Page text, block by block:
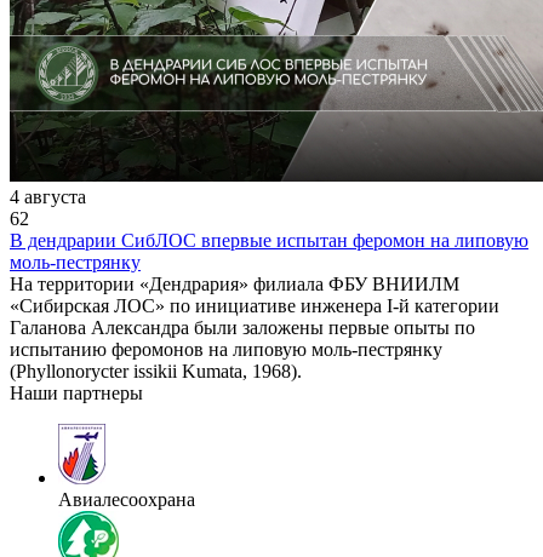
4 августа
62
В дендрарии СибЛОС впервые испытан феромон на липовую
моль-пестрянку
На территории «Дендрария» филиала ФБУ ВНИИЛМ
«Сибирская ЛОС» по инициативе инженера I-й категории
Галанова Александра были заложены первые опыты по
испытанию феромонов на липовую моль-пестрянку
(Phyllonorycter issikii Kumata, 1968).
Наши партнеры
Авиалесоохрана